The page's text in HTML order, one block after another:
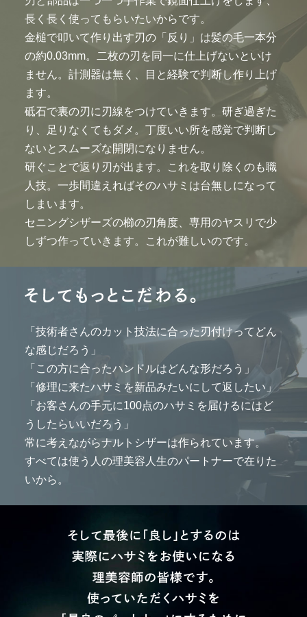
長く長く使ってもらいたいからです。
金槌で叩いて作り出す刃の「反り」は髪の毛一本分
の約0.03mm。二枚の刃を同一に仕上げないといけ
ません。計測器は無く、目と経験で判断し作り上げ
ます。
砥石で裏の刃に刃線をつけていきます。研ぎ過ぎた
り、足りなくてもダメ。丁度いい所を感覚で判断し
ないとスムーズな開閉になりません。
研ぐことで返り刃が出ます。これを取り除くのも職
人技。一歩間違えればそのハサミは台無しになって
しまいます。
セニングシザーズの櫛の刃角度、専用のヤスリで少
しずつ作っていきます。これが難しいのです。
「技術者さんのカット技法に合った刃付けってどん
な感じだろう」
「この方に合ったハンドルはどんな形だろう」
「修理に来たハサミを新品みたいにして返したい」
「お客さんの手元に100点のハサミを届けるにはど
うしたらいいだろう」
常に考えながらナルトシザーは作られています。
すべては使う人の理美容人生のパートナーで在りた
いから。